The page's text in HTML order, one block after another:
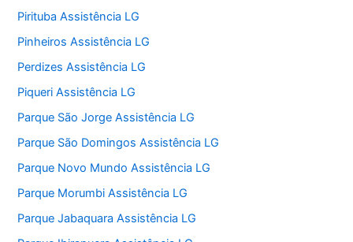
Pirituba Assistência LG
Pinheiros Assistência LG
Perdizes Assistência LG
Piqueri Assistência LG
Parque São Jorge Assistência LG
Parque São Domingos Assistência LG
Parque Novo Mundo Assistência LG
Parque Morumbi Assistência LG
Parque Jabaquara Assistência LG